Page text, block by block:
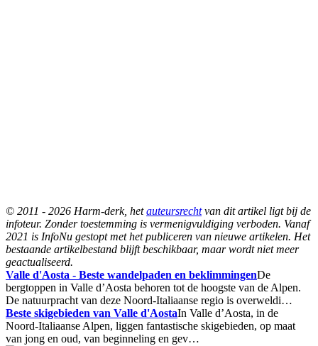
© 2011 - 2026 Harm-derk, hetauteursrechtvan dit artikel ligt bij de
infoteur. Zonder toestemming is vermenigvuldiging verboden. Vanaf
2021 is InfoNu gestopt met het publiceren van nieuwe artikelen. Het
bestaande artikelbestand blijft beschikbaar, maar wordt niet meer
geactualiseerd.
Valle d'Aosta - Beste wandelpaden en beklimmingenDe
bergtoppen in Valle d’Aosta behoren tot de hoogste van de Alpen.
De natuurpracht van deze Noord-Italiaanse regio is overweldi…
Beste skigebieden van Valle d'AostaIn Valle d’Aosta, in de
Noord-Italiaanse Alpen, liggen fantastische skigebieden, op maat
van jong en oud, van beginneling en gev…